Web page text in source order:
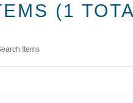
(1
Items